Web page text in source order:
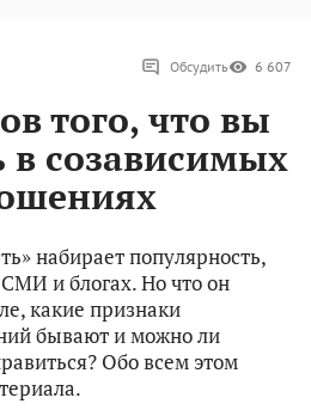
Обсудить 6 607
того, что вы
в созависимых
набирает популярность,
и блогах. Но что он
какие признаки
бывают и можно ли
Обо всем этом